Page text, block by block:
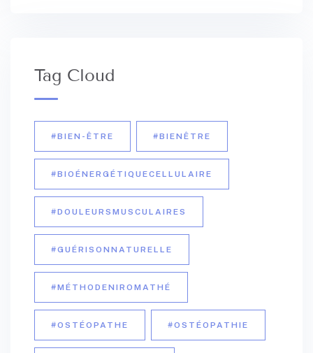
Tag Cloud
#BIEN-ÊTRE #BIENÊTRE
#BIOÉNERGÉTIQUECELLULAIRE
#DOULEURSMUSCULAIRES
#GUÉRISONNATURELLE
#MÉTHODENIROMATHÉ
#OSTÉOPATHE #OSTÉOPATHIE